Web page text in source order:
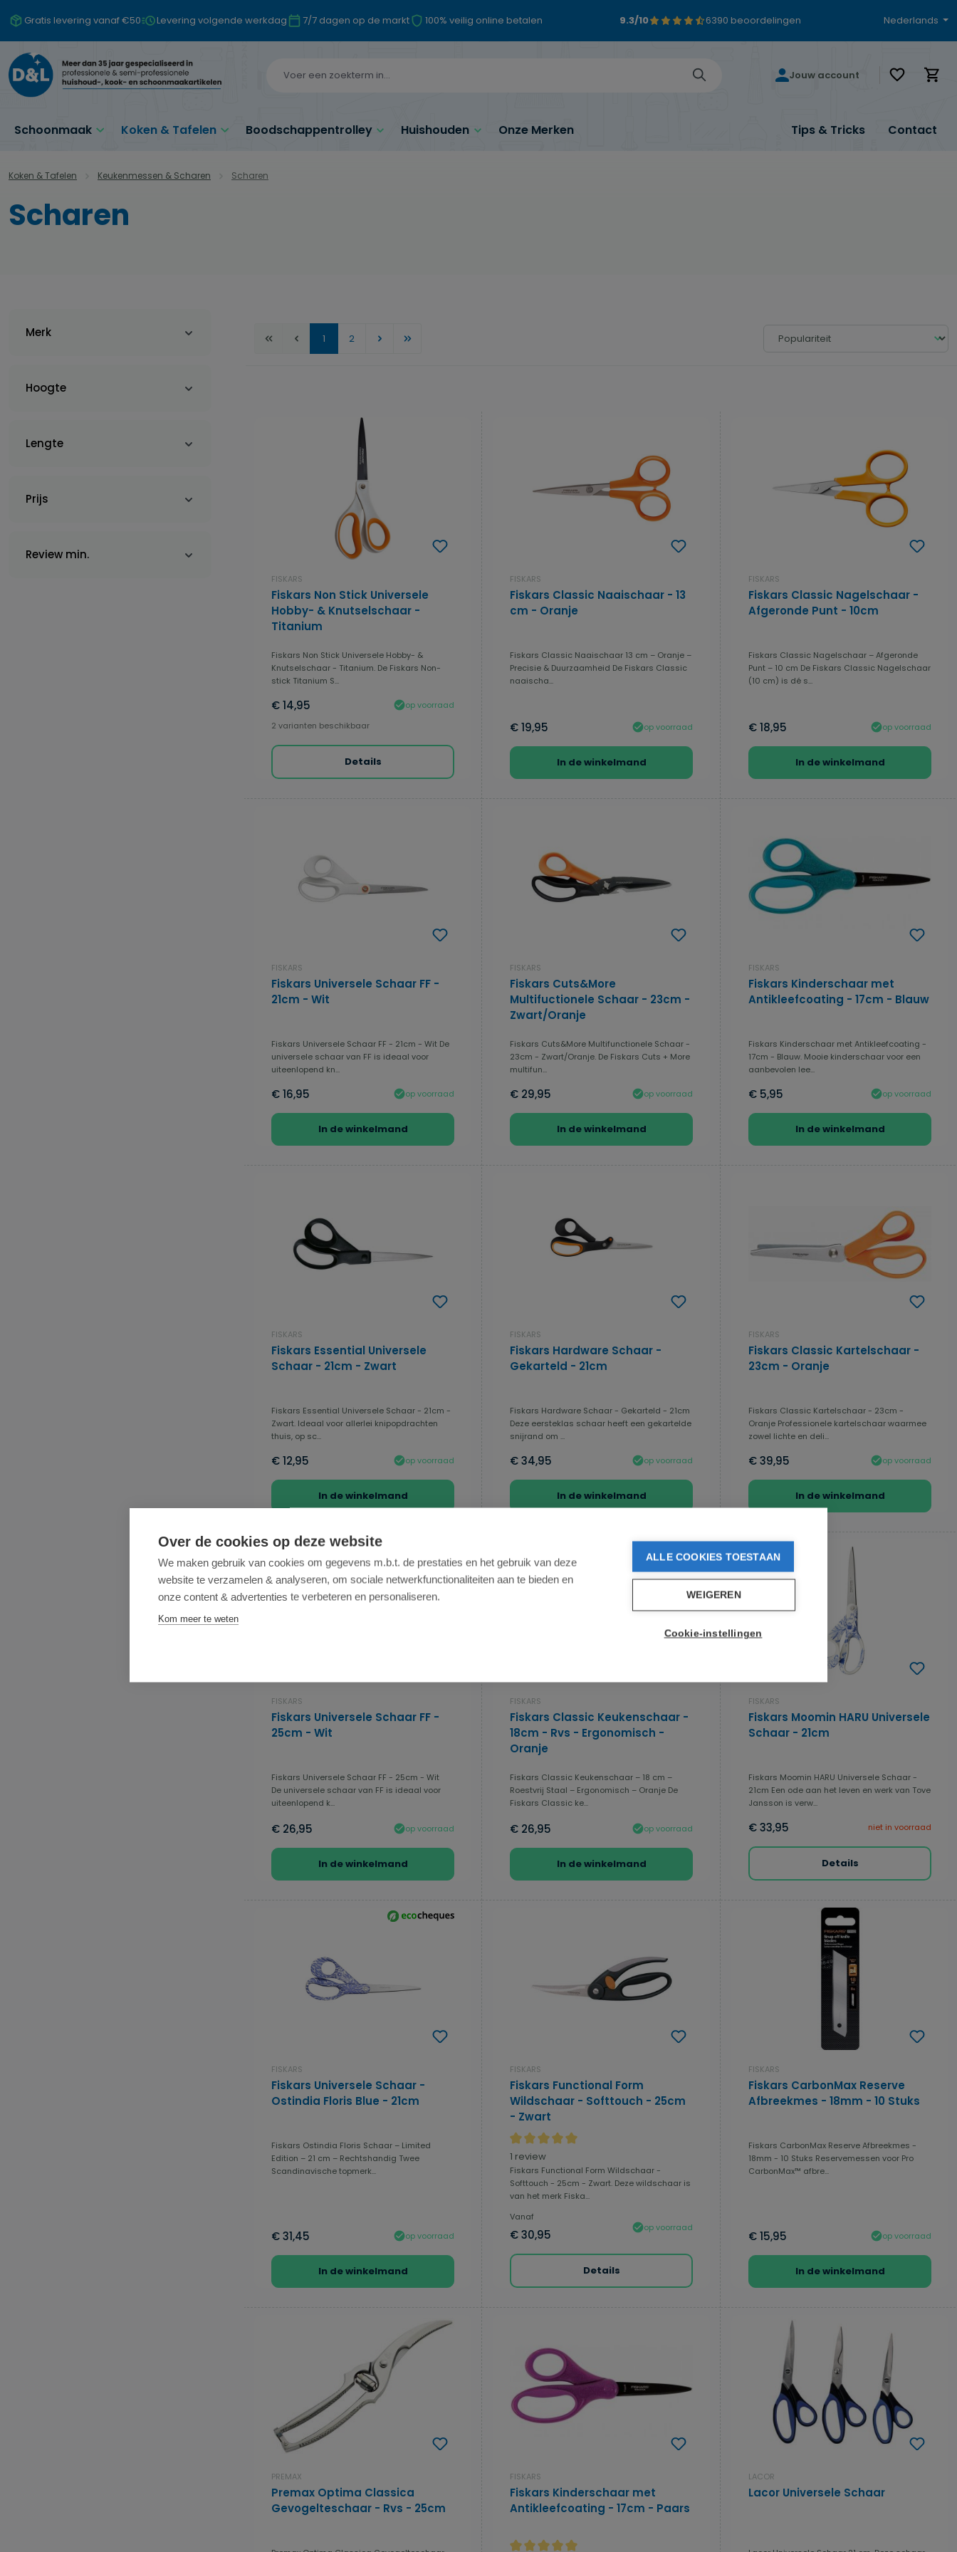
de hoofdinhoud
Ga naar de zoekopdracht
Ga naar de hoofdnavigatie
Gratis levering vanaf €50 Levering volgende werkdag 7/7 dagen op de markt 100% veilig online betalen 9.3/10 6390 beoordelingen Nederlands
Jouw account Je hebt 0
Schoonmaak Koken & Tafelen Boodschappentrolley Huishouden Onze Merken Tips & Tricks Contact
Koken & Tafelen Keukenmessen & Scharen Scharen
Scharen
Merk
Hoogte
Lengte
Prijs
Review min.
Pagina
1 Pagina
2
FISKARS
Fiskars Non Stick Universele
Hobby- & Knutselschaar -
Titanium
Fiskars Non Stick Universele Hobby- &
Knutselschaar - Titanium. De Fiskars Non-
stick Titanium S...
€ 14,95
op voorraad
2 varianten beschikbaar
Details
FISKARS
Fiskars Classic Naaischaar - 13
cm - Oranje
Fiskars Classic Naaischaar 13 cm – Oranje –
Precisie & Duurzaamheid De Fiskars Classic
naaischa...
€ 19,95 op voorraad
In de winkelmand
FISKARS
Fiskars Classic Nagelschaar -
Afgeronde Punt - 10cm
Fiskars Classic Nagelschaar – Afgeronde
Punt – 10 cm De Fiskars Classic Nagelschaar
(10 cm) is dé s...
€ 18,95 op voorraad
In de winkelmand
FISKARS
Fiskars Universele Schaar FF -
21cm - Wit
Fiskars Universele Schaar FF - 21cm - Wit De
universele schaar van FF is ideaal voor
uiteenlopend kn...
€ 16,95 op voorraad
In de winkelmand
FISKARS
Fiskars Cuts&More
Multifuctionele Schaar - 23cm -
Zwart/Oranje
Fiskars Cuts&More Multifunctionele Schaar -
23cm - Zwart/Oranje. De Fiskars Cuts + More
multifun...
€ 29,95 op voorraad
In de winkelmand
FISKARS
Fiskars Kinderschaar met
Antikleefcoating - 17cm - Blauw
Fiskars Kinderschaar met Antikleefcoating -
17cm - Blauw. Mooie kinderschaar voor een
aanbevolen lee...
€ 5,95 op voorraad
In de winkelmand
FISKARS
Fiskars Essential Universele
Schaar - 21cm - Zwart
Fiskars Essential Universele Schaar - 21cm -
Zwart. Ideaal voor allerlei knipopdrachten
thuis, op sc...
€ 12,95 op voorraad
In de winkelmand
FISKARS
Fiskars Hardware Schaar -
Gekarteld - 21cm
Fiskars Hardware Schaar - Gekarteld - 21cm
Deze eersteklas schaar heeft een gekartelde
snijrand om ...
€ 34,95 op voorraad
In de winkelmand
FISKARS
Fiskars Classic Kartelschaar -
23cm - Oranje
Fiskars Classic Kartelschaar - 23cm -
Oranje Professionele kartelschaar waarmee
zowel lichte en deli...
€ 39,95 op voorraad
In de winkelmand
FISKARS
Fiskars Universele Schaar FF -
25cm - Wit
Fiskars Universele Schaar FF - 25cm - Wit
De universele schaar van FF is ideaal voor
uiteenlopend k...
€ 26,95 op voorraad
In de winkelmand
FISKARS
Fiskars Classic Keukenschaar -
18cm - Rvs - Ergonomisch -
Oranje
Fiskars Classic Keukenschaar – 18 cm –
Roestvrij Staal – Ergonomisch – Oranje De
Fiskars Classic ke...
€ 26,95 op voorraad
In de winkelmand
FISKARS
Fiskars Moomin HARU Universele
Schaar - 21cm
Fiskars Moomin HARU Universele Schaar -
21cm Een ode aan het leven en werk van Tove
Jansson is verw...
€ 33,95 niet in voorraad
Details
FISKARS
Fiskars Universele Schaar -
Ostindia Floris Blue - 21cm
Fiskars Ostindia Floris Schaar – Limited
Edition – 21 cm – Rechtshandig Twee
Scandinavische topmerk...
€ 31,45 op voorraad
In de winkelmand
FISKARS
Fiskars Functional Form
Wildschaar - Softtouch - 25cm
- Zwart
Gemiddelde waardering van 5 van 5 sterren
1 review
Fiskars Functional Form Wildschaar -
Softtouch - 25cm - Zwart. Deze wildschaar is
van het merk Fiska...
Vanaf
€ 30,95
op voorraad
Details
FISKARS
Fiskars CarbonMax Reserve
Afbreekmes - 18mm - 10 Stuks
Fiskars CarbonMax Reserve Afbreekmes -
18mm - 10 Stuks Reservemessen voor Pro
CarbonMax™ afbre...
€ 15,95 op voorraad
In de winkelmand
PREMAX
Premax Optima Classica
Gevogelteschaar - Rvs - 25cm
FISKARS
Fiskars Kinderschaar met
Antikleefcoating - 17cm - Paars
LACOR
Lacor Universele Schaar
Over de cookies op deze website
We maken gebruik van cookies om gegevens m.b.t. de prestaties en het gebruik van deze
website te verzamelen & analyseren, om sociale netwerkfunctionaliteiten aan te bieden en
onze content & advertenties te verbeteren en personaliseren.
Kom meer te weten
ALLE COOKIES TOESTAAN
WEIGEREN
Cookie-instellingen